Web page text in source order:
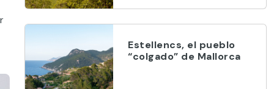
Estellencs, el pueblo
“colgado” de Mallorca